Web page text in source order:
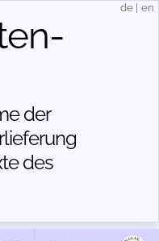
der
des
de en